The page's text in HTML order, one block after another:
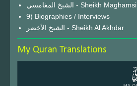
الشيخ المغامسي - Sheikh Maghamsi
9) Biographies / Interviews
الشيخ الأخضر - Sheikh Al Akhdar
My Quran Translations